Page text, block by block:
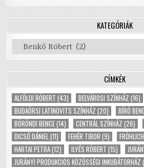
KATEGÓRIÁK
Kategóriák
CÍMKÉK
ALFÖLDI RÓBERT (43) BELVÁROSI SZÍNHÁZ (16)
BUDAÖRSI LATINOVITS SZÍNHÁZ (20) BÍRÓ
BÖRÖNDI BENCE(14) CENTRÁL SZÍNHÁZ (26)
DICSŐ DÁNIEL(11) FEHÉR TIBOR (9)
HARTAI PETRA(12) ILYÉS RÓBERT (15)
JURÁNYI PRODUKCIÓS KÖZÖSSÉGI INKUBÁTORHÁZ